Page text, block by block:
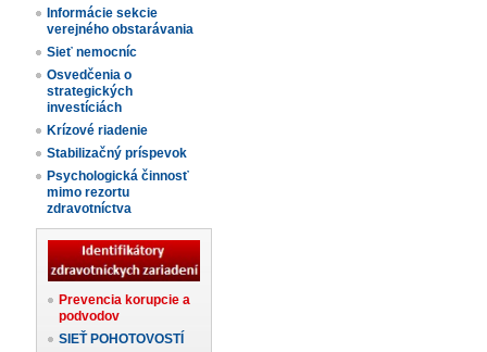
Informácie sekcie
verejného obstarávania
Sieť nemocníc
Osvedčenia o
strategických
investíciách
Krízové riadenie
Stabilizačný príspevok
Psychologická činnosť
mimo rezortu
zdravotníctva
Prevencia korupcie a
podvodov
SIEŤ POHOTOVOSTÍ